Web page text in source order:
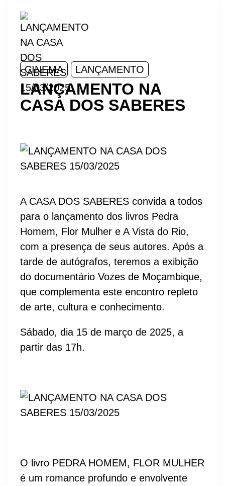
CINEMA LANÇAMENTO
LANÇAMENTO NA
CASA DOS SABERES
A CASA DOS SABERES convida a todos
para o lançamento dos livros Pedra
Homem, Flor Mulher e A Vista do Rio,
com a presença de seus autores. Após a
tarde de autógrafos, teremos a exibição
do documentário Vozes de Moçambique,
que complementa este encontro repleto
de arte, cultura e conhecimento.
Sábado, dia 15 de março de 2025, a
partir das 17h.
O livro PEDRA HOMEM, FLOR MULHER
é um romance profundo e envolvente